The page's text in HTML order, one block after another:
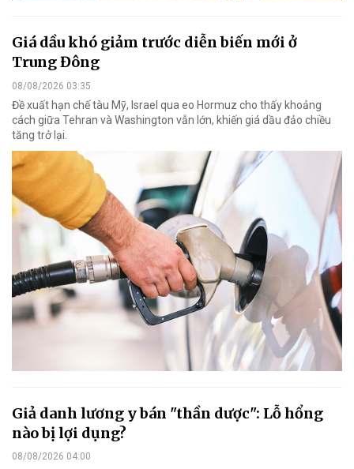
Giá dầu khó giảm trước diễn biến mới ở
Trung Đông
08/08/2026 03:35
Đề xuất hạn chế tàu Mỹ, Israel qua eo Hormuz cho thấy khoảng
cách giữa Tehran và Washington vẫn lớn, khiến giá dầu đảo chiều
tăng trở lại.
Giả danh lương y bán "thần dược": Lỗ hổng
nào bị lợi dụng?
08/08/2026 04:00